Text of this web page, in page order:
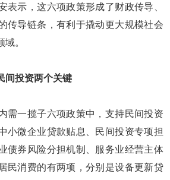
示，这六项政策形成了财政传导、
传导链条，有利于撬动更大规模社会
。
间投资两个关键
一揽子六项政策中，支持民间投资
小微企业贷款贴息、民间投资专项担
债券风险分担机制、服务业经营主体
民消费的有两项，分别是设备更新贷